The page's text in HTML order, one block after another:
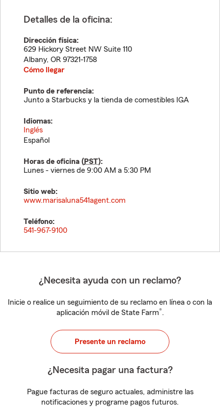
Detalles de la oficina:
Dirección física:
629 Hickory Street NW Suite 110
Albany, OR 97321-1758
Cómo llegar
Punto de referencia:
Junto a Starbucks y la tienda de comestibles IGA
Idiomas:
Inglés
Español
Horas de oficina (PST):
Lunes - viernes de 9:00 AM a 5:30 PM
Sitio web:
www.marisaluna541agent.com
Teléfono:
541-967-9100
¿Necesita ayuda con un reclamo?
Inicie o realice un seguimiento de su reclamo en línea o con la
aplicación móvil de State Farm®.
Presente un reclamo
¿Necesita pagar una factura?
Pague facturas de seguro actuales, administre las
notificaciones y programe pagos futuros.